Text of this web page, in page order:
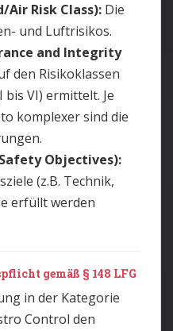
Air Risk Class): Die
und Luftrisikos.
and Integrity
den Risikoklassen
bis VI) ermittelt. Je
komplexer sind die
Objectives):
(z.B. Technik,
erfüllt werden
gemäß § 148 LFG
in der Kategorie
Control den